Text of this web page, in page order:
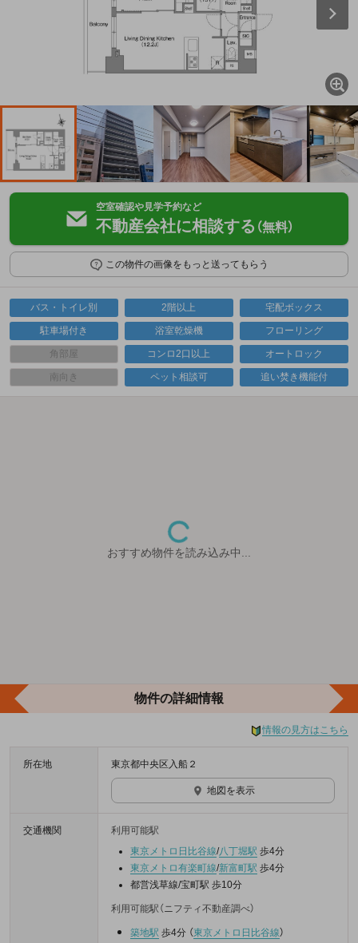
空室確認や見学予約など
不動産会社に相談する （無料）
この物件の画像をもっと送ってもらう
バス・トイレ別 2階以上 宅配ボックス
駐車場付き 浴室乾燥機 フローリング
角部屋 コンロ2口以上 オートロック
南向き ペット相談可 追い焚き機能付
おすすめ物件を読み込み中...
物件の詳細情報
情報の見方はこちら
所在地 東京都中央区入船２
地図を表示
交通機関
利用可能駅
東京メトロ日比谷線/八丁堀駅 歩4分
東京メトロ有楽町線/新富町駅 歩4分
都営浅草線/宝町駅 歩10分
利用可能駅（ニフティ不動産調べ）
築地駅 歩4分 （東京メトロ日比谷線）